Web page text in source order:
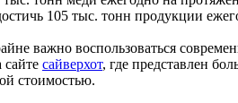
105 тыс. тонн продукции
важно воспользоваться
сайте сайверхот, где представлен
стоимостью.